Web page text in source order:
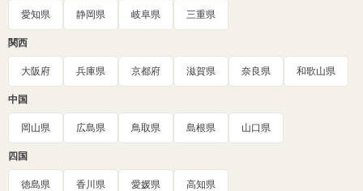
愛知県 静岡県 岐阜県 三重県
関西
大阪府 兵庫県 京都府 滋賀県 奈良県 和歌山県
中国
岡山県 広島県 鳥取県 島根県 山口県
四国
徳島県 香川県 愛媛県 高知県